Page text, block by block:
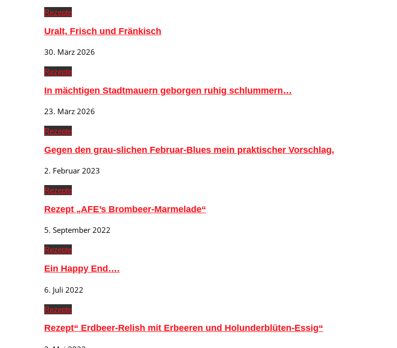
Rezepte
Uralt, Frisch und Fränkisch
30. März 2026
Rezepte
In mächtigen Stadtmauern geborgen ruhig schlummern…
23. März 2026
Rezepte
Gegen den grau-slichen Februar-Blues mein praktischer Vorschlag,
2. Februar 2023
Rezepte
Rezept „AFE’s Brombeer-Marmelade“
5. September 2022
Rezepte
Ein Happy End….
6. Juli 2022
Rezepte
Rezept“ Erdbeer-Relish mit Erbeeren und Holunderblüten-Essig“